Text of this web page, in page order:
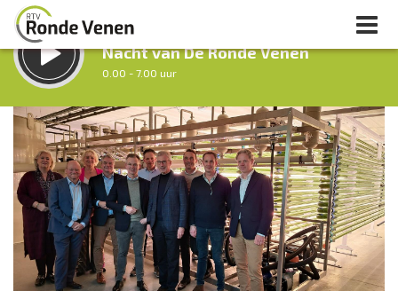
LUISTER LIVE:
Nacht van De Ronde Venen
0.00 - 7.00 uur
STRAKS:
Ochtendronde
7.00 - 12.00 uur
Vorig uur
uur 1 van 0 Volgend uur
Inklappen